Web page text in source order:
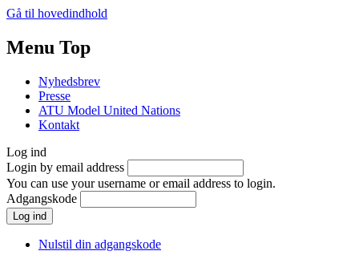
Gå til hovedindhold
Menu Top
Nyhedsbrev
Presse
ATU Model United Nations
Kontakt
Log ind
Login by email address
You can use your username or email address to login.
Adgangskode
Nulstil din adgangskode